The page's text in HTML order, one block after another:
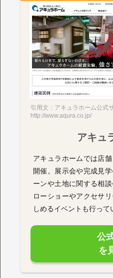
引用文：アキュラホーム公式
http://www.aqura.co.jp/
アキュ
アキュラホームでは店
開催。展示会や完成見
ーンや土地に関する相
ローショーやアクセサ
しめるイベントも行って
公
を